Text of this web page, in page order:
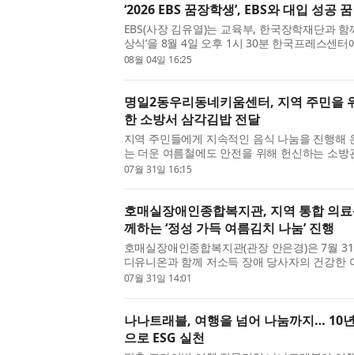
‘2026 EBS 꿈장학생’, EBS와 대입 성공
EBS(사장 김유열)는 교육부, 한국장학재단과 함
상식’을 8월 4일 오후 1시 30분 한국프레스센
장학생’이란 이름으로 시작된 ‘EBS 꿈장학생’
08월 04일 16:25
명일2동우리동네키움센터, 지역 주민을
한 소방서 삼각김밥 전달
지역 주민들에게 지속적인 음식 나눔을 진행해
는 더운 여름철에도 안전을 위해 헌신하는 소
했다. 7월 마지막 날, 강동소방서길동 119안전
07월 31일 16:15
호매실장애인종합복지관, 지역 통합 의
께하는 ‘정성 가득 여름김치 나눔’ 진행
호매실장애인종합복지관(관장 안은경)은 7월
디유니온과 함께 저소득 장애 당사자의 건강한
가득 여름김치 나눔’ 전달식을 진행했다고 밝
07월 31일 14:01
나나트래블, 여행을 넘어 나눔까지… 10
으로 ESG 실천